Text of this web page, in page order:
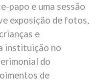
papo e uma sessão
exposição de fotos,
e
instituição no
do
de